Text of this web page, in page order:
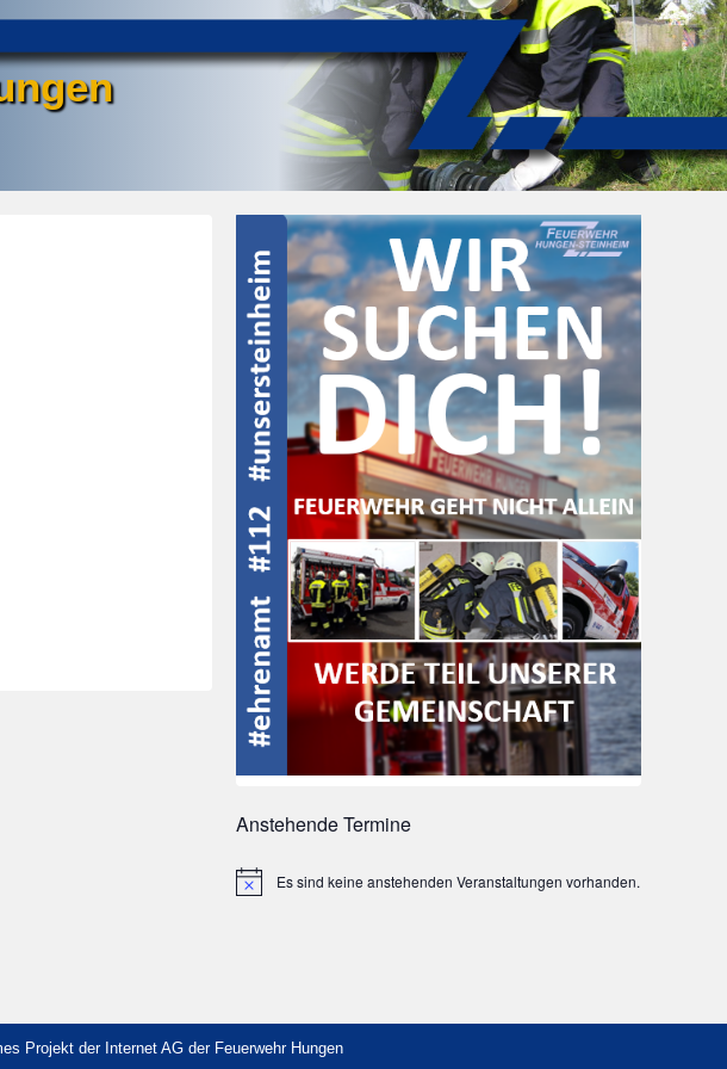
navigation
Anstehende Termine
HinweisEs sind keine anstehenden Veranstaltungen vorhanden.
Projekt der Internet AG der Feuerwehr Hungen